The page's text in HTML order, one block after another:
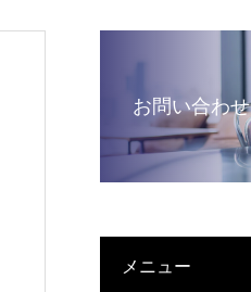
お問い合わせ
メニュー